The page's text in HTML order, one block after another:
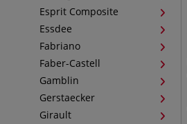
Esprit Composite
Essdee
Fabriano
Faber-Castell
Gamblin
Gerstaecker
Girault